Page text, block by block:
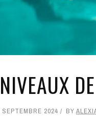
SEPTEMBRE 2024 BY